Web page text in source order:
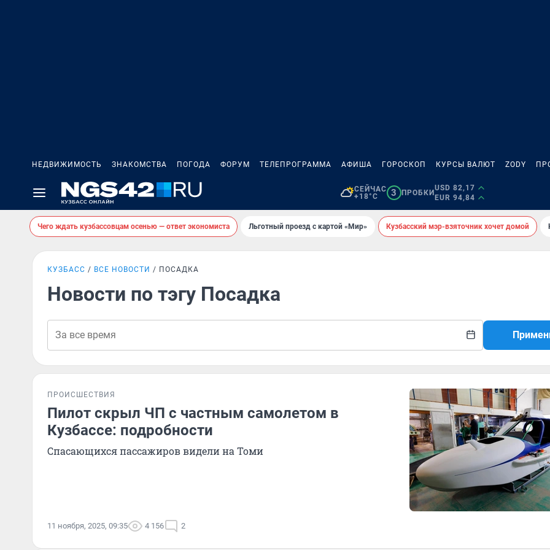
НЕДВИЖИМОСТЬ ЗНАКОМСТВА ПОГОДА ФОРУМ ТЕЛЕПРОГРАММА АФИША ГОРОСКОП КУРСЫ ВАЛЮТ ZODY
СЕЙЧАС
+18°C
3 ПРОБКИ
USD 82,17
EUR 94,84
Чего ждать кузбассовцам осенью — ответ экономиста Льготный проезд с картой «Мир» Кузбасский мэр-взяточник хочет домой
КУЗБАСС ВСЕ НОВОСТИ ПОСАДКА
Новости по тэгу Посадка
ПРОИСШЕСТВИЯ
Пилот скрыл ЧП с частным самолетом в
Кузбассе: подробности
Спасающихся пассажиров видели на Томи
11 ноября, 2025, 09:35 4 156 2